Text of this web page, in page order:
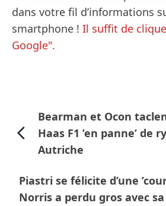
dans votre fil d’informations
smartphone ! Il suffit de
Google".
Bearman et Ocon
Haas F1 ’en panne’ de
Autriche
Piastri se félicite d’une
Norris a perdu gros avec sa